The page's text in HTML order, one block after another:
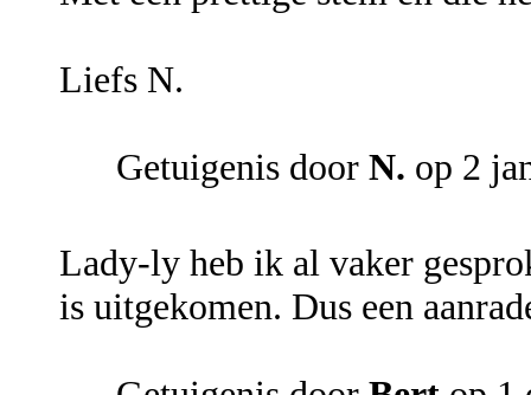
Liefs N.
Getuigenis door N. op 2
Lady-ly heb ik al vaker
is uitgekomen. Dus een